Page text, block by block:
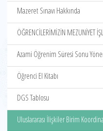
Mazeret Sınavı Hakkında
ÖĞRENCİLERİMİZİN MEZUNİYET
Azami Öğrenim Süresi Sonu
Öğrenci El Kitabı
DGS Tablosu
Uluslararası İlişkiler Birim